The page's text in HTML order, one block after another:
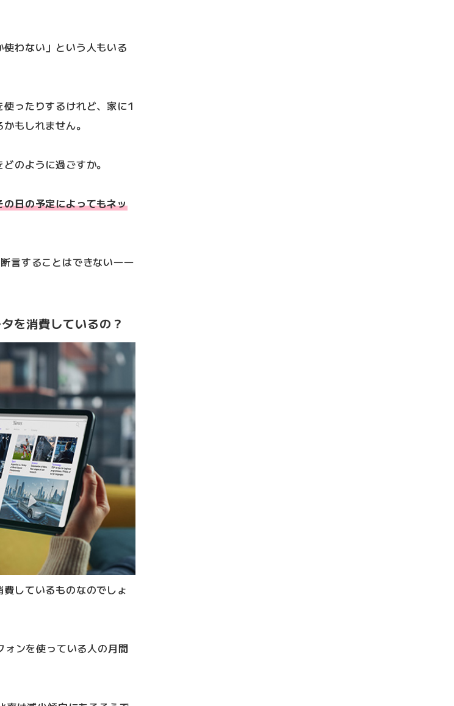
わない」という人もいる
ったりするけれど、家に1
もしれません。
のように過ごすか。
日の予定によってもネッ
断言することはできない――
を消費しているの？
しているものなのでしょ
ォンを使っている人の月間